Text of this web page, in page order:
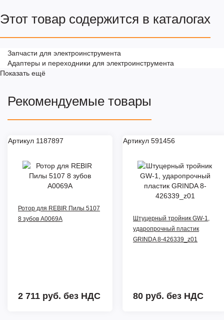
Этот товар содержится в каталогах
Запчасти для электроинструмента
Адаптеры и переходники для электроинструмента
Показать ещё
Рекомендуемые товары
Артикул 1187897
Ротор для REBIR Пилы 5107
8 зубов A0069A
2 711 руб. без НДС
Артикул 591456
Штуцерный тройник GW-1,
ударопрочный пластик
GRINDA 8-426339_z01
80 руб. без НДС